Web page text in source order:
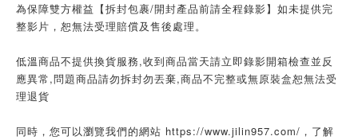
為保障雙方權益【拆封包裹/開封產品前請全程錄影】如未提供完
整影片，恕無法受理賠償及售後處理。
低溫商品不提供換貨服務,收到商品當天請立即錄影開箱檢查並反
應異常,問題商品請勿拆封勿丟棄,商品不完整或無原裝盒恕無法受
理退貨
同時，您可以瀏覽我們的網站 https://www.jilin957.com/，了解